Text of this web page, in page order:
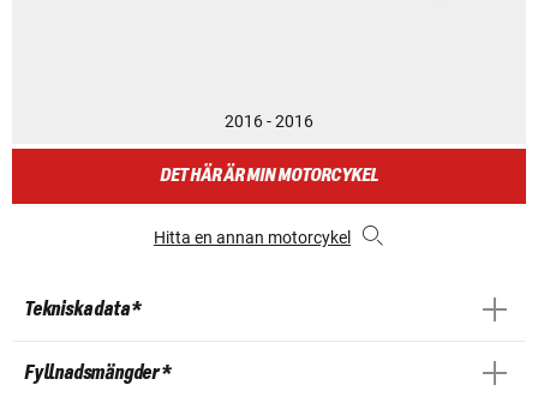
2016 - 2016
DET HÄR ÄR MIN MOTORCYKEL
Hitta en annan motorcykel
Tekniska data *
Fyllnadsmängder *